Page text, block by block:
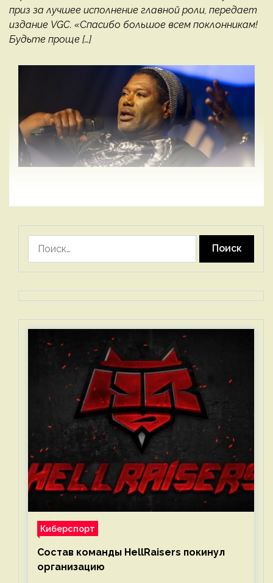
приз за лучшее исполнение главной роли, передает
издание VGC. «Спасибо большое всем поклонникам!
Будьте проще […]
Киберспорт
Состав команды HellRaisers покинул
организацию